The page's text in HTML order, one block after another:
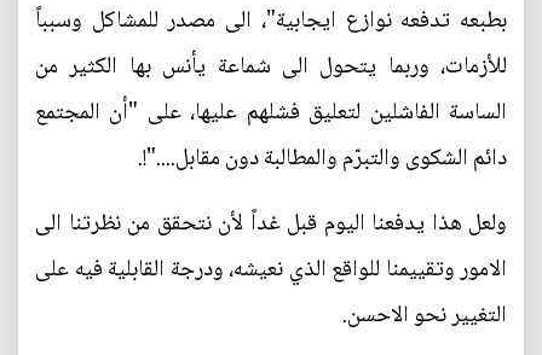
بطبعه تدفعه نوازع ايجابية"، الى مصدر للمشاكل وسبباً
للأزمات، وربما يتحول الى شماعة يأنس بها الكثير من
الساسة الفاشلين لتعليق فشلهم عليها، على "أن المجتمع
دائم الشكوى والتبرّم والمطالبة دون مقابل...."!.
ولعل هذا يدفعنا اليوم قبل غداً لأن نتحقق من نظرتنا الى
الامور وتقييمنا للواقع الذي نعيشه، ودرجة القابلية فيه على
التغيير نحو الاحسن.